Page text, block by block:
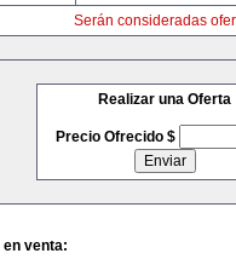
Serán consideradas
Realizar una Oferta
Precio Ofrecido $
venta: